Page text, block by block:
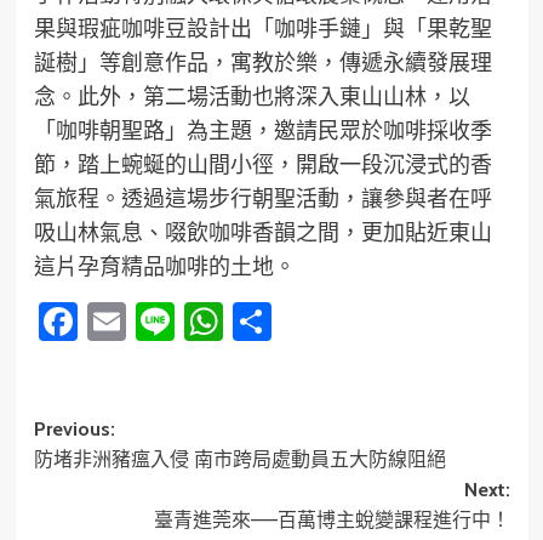
果與瑕疵咖啡豆設計出「咖啡手鏈」與「果乾聖
誕樹」等創意作品，寓教於樂，傳遞永續發展理
念。此外，第二場活動也將深入東山山林，以
「咖啡朝聖路」為主題，邀請民眾於咖啡採收季
節，踏上蜿蜒的山間小徑，開啟一段沉浸式的香
氣旅程。透過這場步行朝聖活動，讓參與者在呼
吸山林氣息、啜飲咖啡香韻之間，更加貼近東山
這片孕育精品咖啡的土地。
Facebook
Email
LineWhatsApp
分
Post
navigation
Previous:
防堵非洲豬瘟入侵 南市跨局處動員五大防線阻絕
Next:
臺青進莞來——百萬博主蛻變課程進行中！